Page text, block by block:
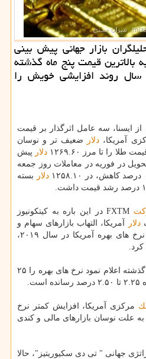
بازار جهانی پیش بینی
بالاترین قیمت پنج ماه گذشته
سال روند افزایشی خویش را
ایسنا، سه عامل اثرگذار بر قیمت
آمریكا، دلار
ضعیف تر و نوسان
را تا مرز ۱۲۶۹.۶۰
دلار پیش
در فوریه در معاملات روز جمعه
دلار
بسته
FXTM در این باره به كیتكونیوز
دلار
آمریكا، التهاب بازارهای سهام و
انتظارات برای افزایش كمتر نرخ های بهره آمریكا در سال ۲۰۱۹،
كرد.
بانك مركزی آمریكا چهارشنبه گذشته اعلام نمود نرخ های بهره را ۲۵
مركزی آمریكا، افزایش كمتر نرخ
به علت نوسان بازارهای مالی و كندی
جهانی " تی دی سكیوریتیز"، حالا